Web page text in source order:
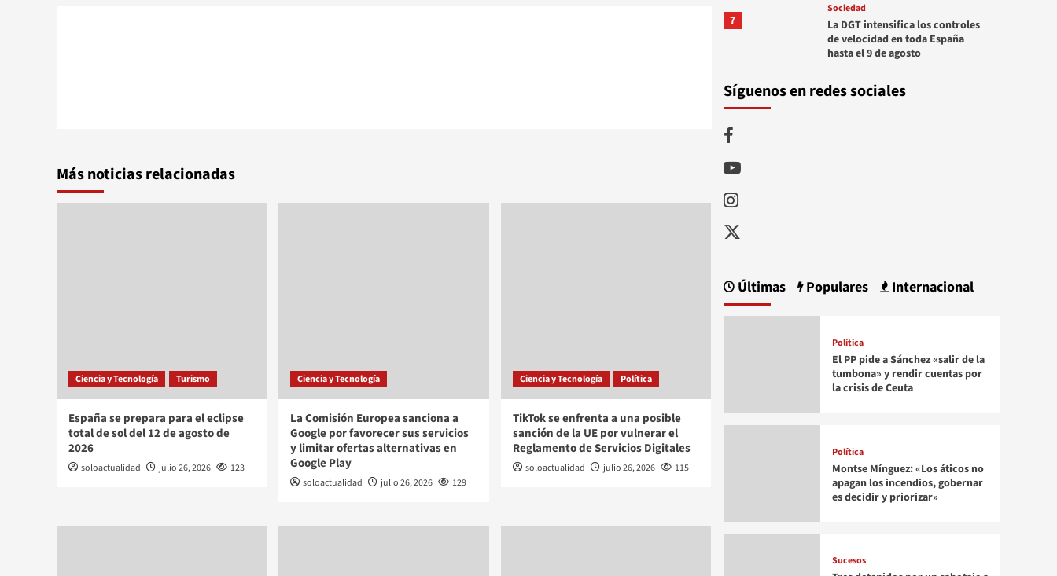
Más noticias relacionadas
Ciencia y Tecnología Turismo
España se prepara para el eclipse
total de sol del 12 de agosto de
2026
soloactualidad julio 26, 2026 123
Ciencia y Tecnología
La Comisión Europea sanciona a
Google por favorecer sus servicios
y limitar ofertas alternativas en
Google Play
soloactualidad julio 26, 2026 129
Ciencia y Tecnología Política
TikTok se enfrenta a una posible
sanción de la UE por vulnerar el
Reglamento de Servicios Digitales
soloactualidad julio 26, 2026 115
7
Sociedad
La DGT intensifica los controles
de velocidad en toda España
hasta el 9 de agosto
Síguenos en redes sociales
Facebook
Youtube
Instagram
Twitter
Últimas Populares Internacional
Política
El PP pide a Sánchez «salir de la
tumbona» y rendir cuentas por
la crisis de Ceuta
Política
Montse Mínguez: «Los áticos no
apagan los incendios, gobernar
es decidir y priorizar»
Sucesos